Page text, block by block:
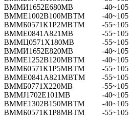
ВММИ1652Е680МВ
-40~105
ВММЕ1002В100МВТМ
-40~105
ВММБ0571К1Р2МВТМ
-55~105
ВММЕ0841А821МВ
-55~105
ВММЦ0571Х180МВ
-55~105
ВММИ1652Е820МВ
-40~105
ВММЕ1252В120МВТМ
-40~105
ВММБ0571К1Р5МВТМ
-55~105
ВММЕ0841А821МВТМ
-55~105
ВММБ0771Х220МВ
-55~105
ВММЈ1702Е101МВ
-40~105
ВММЕ1302В150МВТМ
-40~105
ВММБ0571К1Р8МВТМ
-55~105